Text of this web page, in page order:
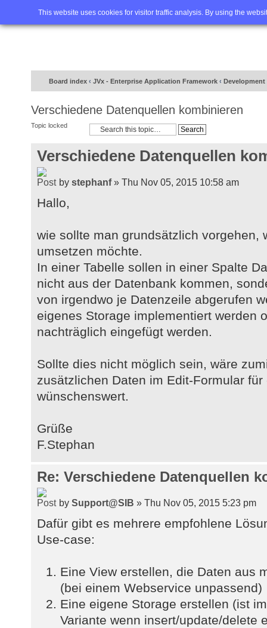
This website uses cookies for visitor traffic analysis. By using the
Home FAQ Advanced
Board index ‹ JVx - Enterprise Application Framework ‹ Development
Verschiedene Datenquellen kombinieren
Topic locked
Verschiedene Datenquellen
by stephanf» Thu Nov 05, 2015 10:58 am
Hallo,
wie sollte man grundsätzlich vorgehen,
umsetzen möchte.
In einer Tabelle sollen in einer Spalte
nicht aus der Datenbank kommen,
von irgendwo je Datenzeile abgerufen
eigenes Storage implementiert werden
nachträglich eingefügt werden.
Sollte dies nicht möglich sein, wäre
zusätzlichen Daten im Edit-Formular
wünschenswert.
Grüße
F.Stephan
Re: Verschiedene Datenquellen
by Support@SIB » Thu Nov 05, 2015 5:23 pm
Dafür gibt es mehrere empfohlene
Use-case:
Eine View erstellen, die Daten aus
(bei einem Webservice unpassend)
Eine eigene Storage erstellen (ist
Variante wenn insert/update/delete